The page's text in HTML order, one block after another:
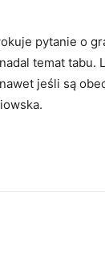
pytanie o
temat tabu.
jeśli są